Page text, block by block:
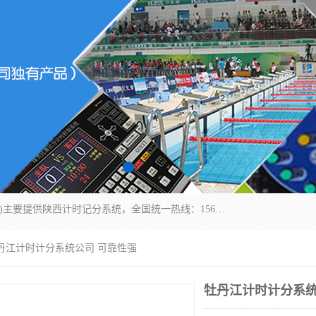
北京易彩通科技有限责任公司(2018ect.b2b168.com)主要提供陕西计时记分系统，全国统一热线：15611947915.北京易彩通科技有限责任公司有一支长期从事智能控制系统研发的高素质的队伍，具有嵌入式系统，视频系统、通信系统、网络系统，体育计时系统的知识和技能。强力打造体育比赛计时计分系统、智能升降旗系统、标准时钟系统、赛事编排及信息发布系统，为用户提供较新的，较廉价的，应用解决方案。
江计时计分系统公司 可靠性强
牡丹江计时计分系